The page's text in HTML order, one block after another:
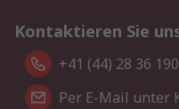
Kontaktieren Sie
+41 (44) 28 36 190
Per E-Mail unter